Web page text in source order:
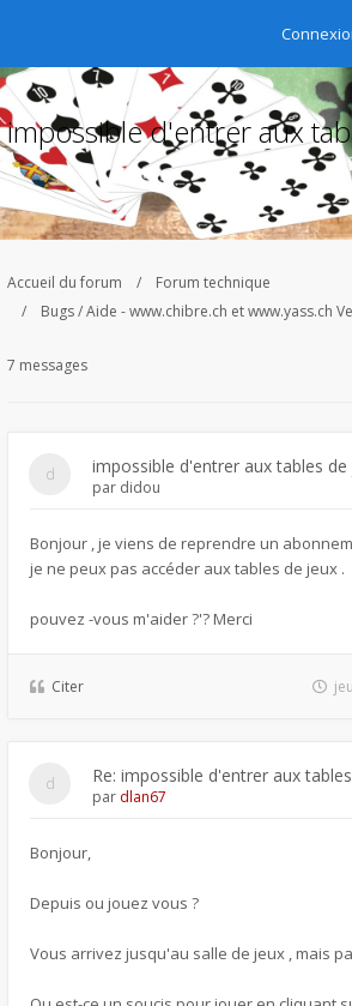
impossible d'entrer aux
Accueil du forum
Forum technique
Bugs / Aide - www.chibre.ch et www.yass.ch
7 messages
impossible d'entrer aux tables de
par didou
Bonjour , je viens de reprendre un
je ne peux pas accéder aux tables de jeux .
pouvez -vous m'aider ?'? Merci
Citer
Re: impossible d'entrer aux
par dlan67
Bonjour,
Depuis ou jouez vous ?
Vous arrivez jusqu'au salle de jeux , mais